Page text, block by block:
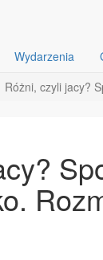
Wydarzenia
Różni, czyli jacy?